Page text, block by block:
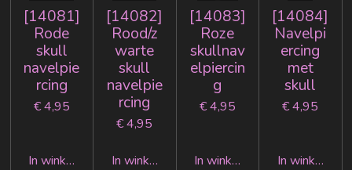
[14081]
Rode
skull
navelpie
rcing
€ 4,95
In winkelwagen
[14082]
Rood/z
warte
skull
navelpie
rcing
€ 4,95
In winkelwagen
[14083]
Roze
skullnav
elpiercin
g
€ 4,95
In winkelwagen
[14084]
Navelpi
ercing
met
skull
€ 4,95
In